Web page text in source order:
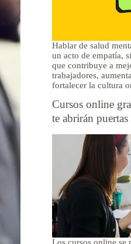
Hablar de salud
un acto de empatía,
que contribuye a
trabajadores,
fortalecer la cultura
Cursos online
te abrirán puertas
Los cursos online se